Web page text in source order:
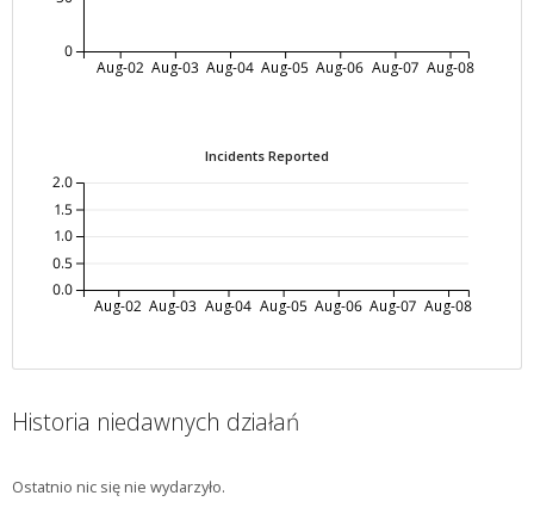
Aug-02 Aug-03 Aug-04 Aug-05 Aug-06 Aug-07 Aug-08
0
Incidents Reported
Aug-02 Aug-03 Aug-04 Aug-05 Aug-06 Aug-07 Aug-08
0.0
0.5
1.0
1.5
2.0
Historia niedawnych działań
Ostatnio nic się nie wydarzyło.